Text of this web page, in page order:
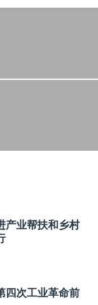
产业帮扶和乡村
四次工业革命前